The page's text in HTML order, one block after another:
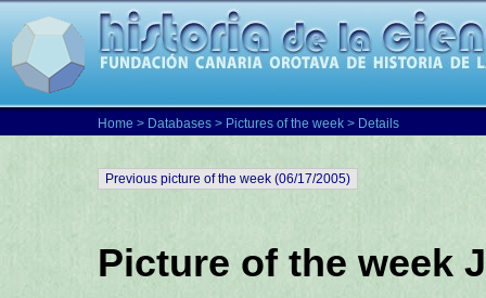
Home > Databases > Pictures of the week > Details
Previous picture of the week (06/17/2005)
Picture of the week